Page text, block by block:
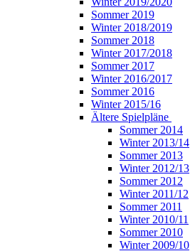
Sommer 2019
Winter 2018/2019
Sommer 2018
Winter 2017/2018
Sommer 2017
Winter 2016/2017
Sommer 2016
Winter 2015/16
Ältere Spielpläne
Sommer 2014
Winter 2013/14
Sommer 2013
Winter 2012/13
Sommer 2012
Winter 2011/12
Sommer 2011
Winter 2010/11
Sommer 2010
Winter 2009/10